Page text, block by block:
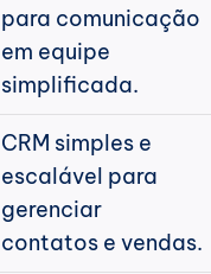
para comunicação
em equipe
simplificada.
CRM simples e
escalável para
gerenciar
contatos e vendas.